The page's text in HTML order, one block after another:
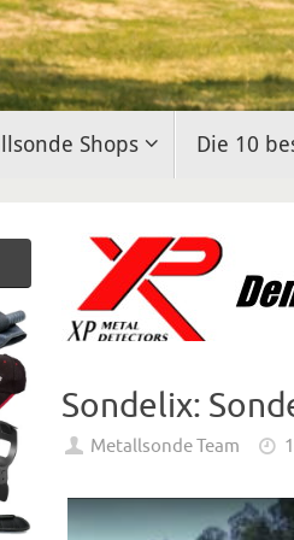
Shops Die 10
Sondelix:
Metallsonde Team